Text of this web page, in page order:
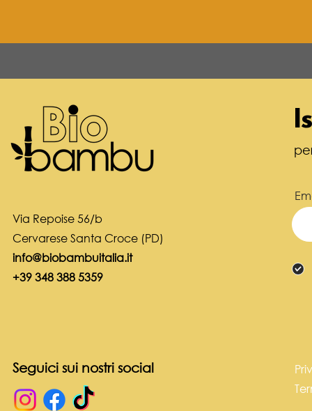
Via Repoise 56/b
Cervarese Santa Croce (PD)
info@biobambuitalia.it
+39 348 388 5359
Seguici sui nostri social